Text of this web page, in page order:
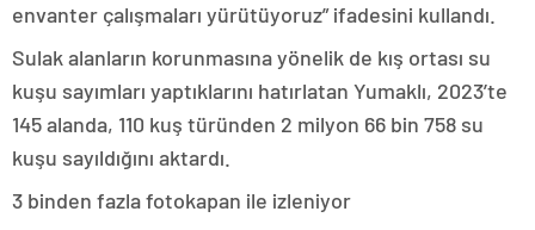
envanter çalışmaları yürütüyoruz” ifadesini kullandı.
Sulak alanların korunmasına yönelik de kış ortası su
kuşu sayımları yaptıklarını hatırlatan Yumaklı, 2023’te
145 alanda, 110 kuş türünden 2 milyon 66 bin 758 su
kuşu sayıldığını aktardı.
3 binden fazla fotokapan ile izleniyor